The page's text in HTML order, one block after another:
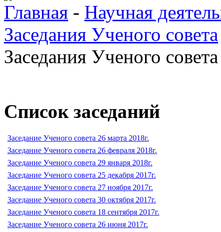
Главная - Научная
Заседания Ученого совета
Заседания Ученого
Список заседаний
Заседание Ученого совета 26 марта 2018г.
Заседание Ученого совета 26 февраля 2018г.
Заседание Ученого совета 29 января 2018г.
Заседание Ученого совета 25 декабря 2017г.
Заседание Ученого совета 27 ноября 2017г.
Заседание Ученого совета 30 октября 2017г.
Заседание Ученого совета 18 сентября 2017г.
Заседание Ученого совета 26 июня 2017г.